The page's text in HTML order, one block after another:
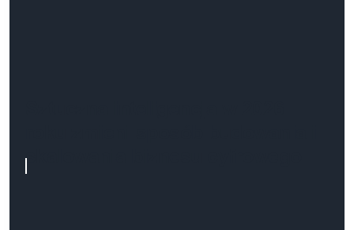
skalowania biznesu cyfrowego